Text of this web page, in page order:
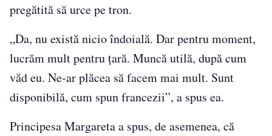
pregătită să urce pe tron.
„Da, nu există nicio îndoială. Dar pentru moment,
lucrăm mult pentru țară. Muncă utilă, după cum
văd eu. Ne-ar plăcea să facem mai mult. Sunt
disponibilă, cum spun francezii”, a spus ea.
Principesa Margareta a spus, de asemenea, că